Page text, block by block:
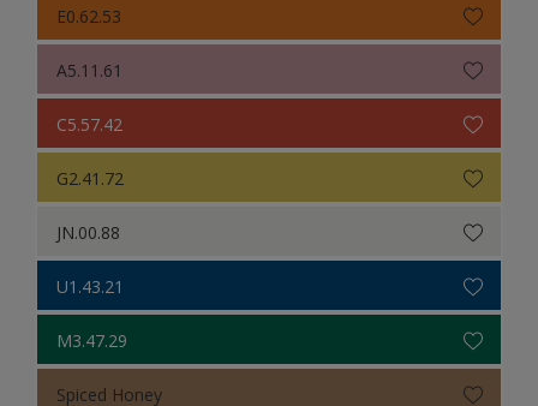
E0.62.53
A5.11.61
C5.57.42
G2.41.72
JN.00.88
U1.43.21
M3.47.29
Spiced Honey